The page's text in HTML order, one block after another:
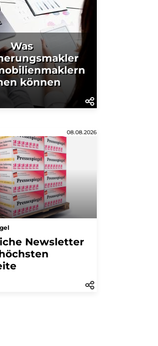
Was
können
08.08.2026
Newsletter